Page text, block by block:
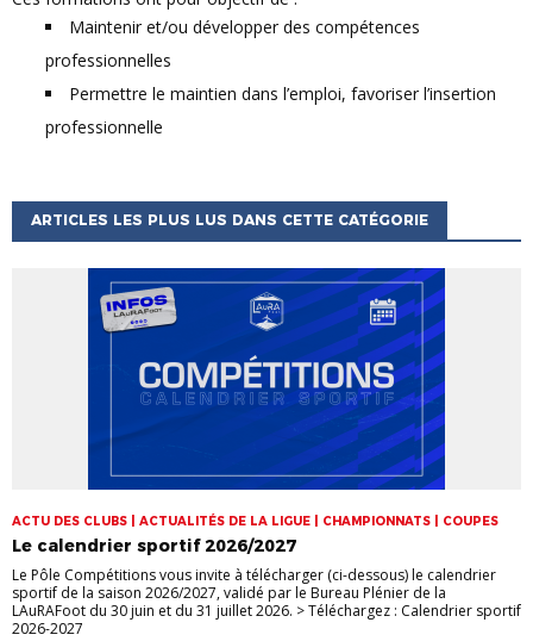
Maintenir et/ou développer des compétences
professionnelles
Permettre le maintien dans l’emploi, favoriser l’insertion
professionnelle
ARTICLES LES PLUS LUS DANS CETTE CATÉGORIE
ACTU DES CLUBS | ACTUALITÉS DE LA LIGUE | CHAMPIONNATS | COUPES
Le calendrier sportif 2026/2027
Le Pôle Compétitions vous invite à télécharger (ci-dessous) le calendrier
sportif de la saison 2026/2027, validé par le Bureau Plénier de la
LAuRAFoot du 30 juin et du 31 juillet 2026. > Téléchargez : Calendrier sportif
2026-2027